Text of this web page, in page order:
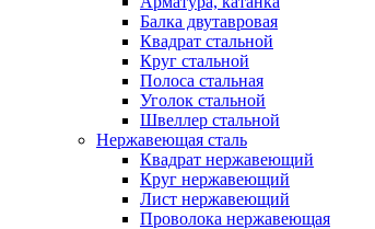
Балка двутавровая
Квадрат стальной
Круг стальной
Полоса стальная
Уголок стальной
Швеллер стальной
Нержавеющая сталь
Квадрат нержавеющий
Круг нержавеющий
Лист нержавеющий
Проволока нержавеющая